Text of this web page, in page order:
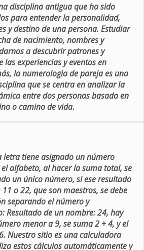
disciplina antigua que ha sido
para entender la personalidad,
y destino de una persona. Estudiar
de nacimiento, nombres y
a descubrir patrones y
las experiencias y eventos en
la numerologia de pareja es una
que se centra en analizar la
entre dos personas basada en
o camino de vida.
letra tiene asignado un número
alfabeto, al hacer la suma total, se
un único número, si ese resultado
o 22, que son maestros, se debe
separando el número y
Resultado de un nombre: 24, hay
menor a 9, se suma 2 + 4, y el
Nuestro sitio es una calculadora
estos cálculos automáticamente y